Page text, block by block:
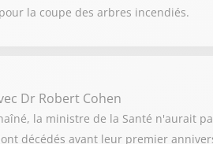
la coupe des arbres incendiés.
Dr Robert Cohen
la ministre de la Santé n'aurait
décédés avant leur premier